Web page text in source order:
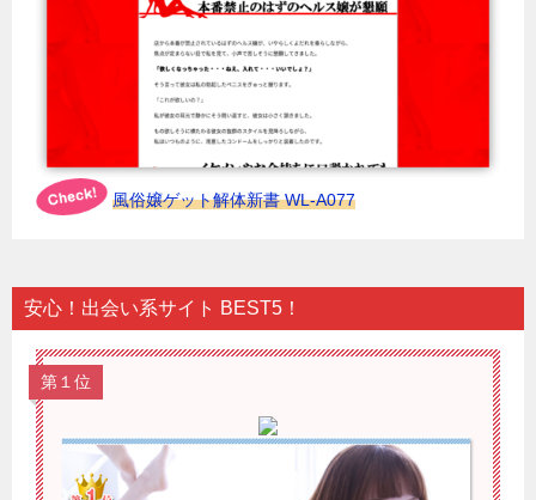
風俗嬢ゲット解体新書 WL-A077
安心！出会い系サイト BEST5！
第１位